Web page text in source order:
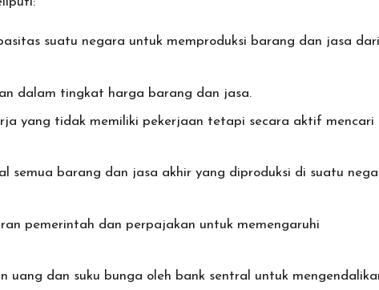
suatu negara untuk memproduksi barang dan jasa dari
dalam tingkat harga barang dan jasa.
yang tidak memiliki pekerjaan tetapi secara aktif mencari
semua barang dan jasa akhir yang diproduksi di suatu
pemerintah dan perpajakan untuk memengaruhi
uang dan suku bunga oleh bank sentral untuk